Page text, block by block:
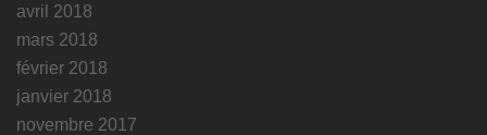
avril 2018
mars 2018
février 2018
janvier 2018
novembre 2017